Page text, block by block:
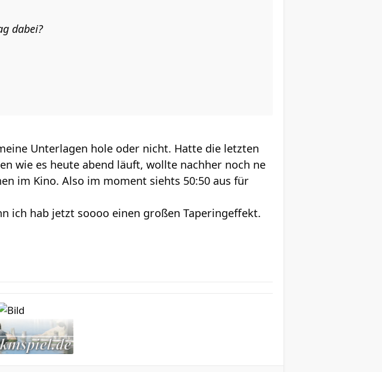
dabei?
Unterlagen hole oder nicht. Hatte die letzten
wie es heute abend läuft, wollte nachher noch ne
im Kino. Also im moment siehts 50:50 aus für
ich hab jetzt soooo einen großen Taperingeffekt.